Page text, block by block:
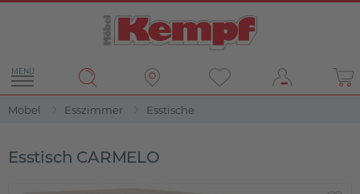
MENÜ
Möbel Esszimmer Esstische
Esstisch CARMELO